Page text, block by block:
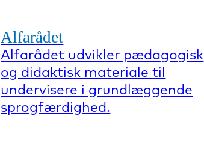
Alfarådet
Alfarådet udvikler pædagogisk
og didaktisk materiale til
undervisere i grundlæggende
sprogfærdighed.